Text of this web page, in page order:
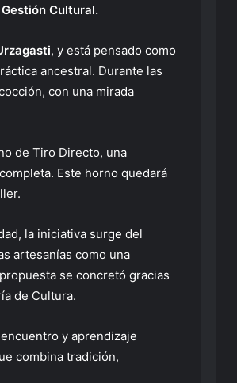
Cultural.
, y está pensado como
ancestral. Durante las
con una mirada
de Tiro Directo, una
Este horno quedará
la iniciativa surge del
artesanías como una
se concretó gracias
de Cultura.
y aprendizaje
combina tradición,